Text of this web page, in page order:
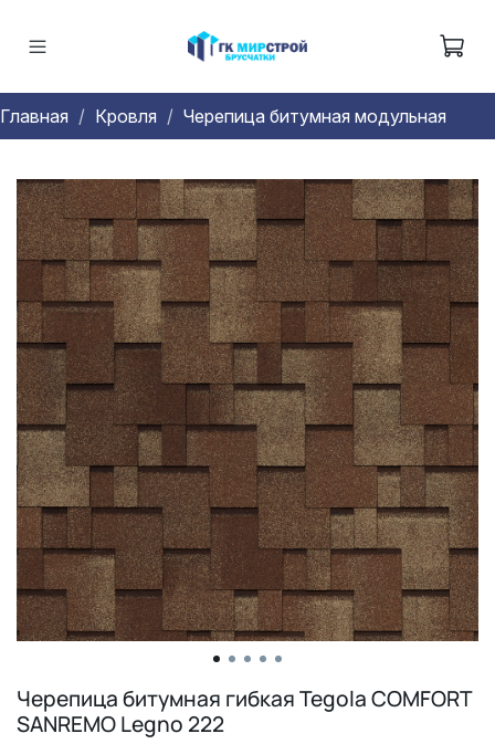
Главная Кровля Черепица битумная модульная
Черепица битумная гибкая Tegola COMFORT
SANREMO Legno 222